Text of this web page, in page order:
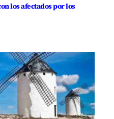
los afectados por los